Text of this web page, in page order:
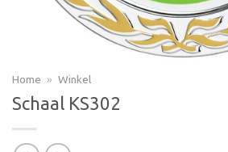
Home » Winkel
Schaal KS302